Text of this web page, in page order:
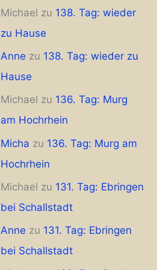
Michael zu 138. Tag: wieder
zu Hause
Anne zu 138. Tag: wieder zu
Hause
Michael zu 136. Tag: Murg
am Hochrhein
Micha zu 136. Tag: Murg am
Hochrhein
Michael zu 131. Tag: Ebringen
bei Schallstadt
Anne zu 131. Tag: Ebringen
bei Schallstadt